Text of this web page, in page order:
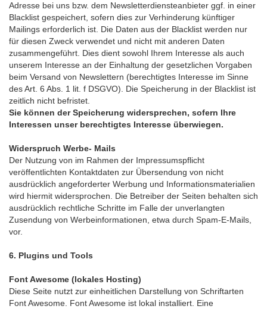
Adresse bei uns bzw. dem Newsletterdiensteanbieter ggf. in einer
Blacklist gespeichert, sofern dies zur Verhinderung künftiger
Mailings erforderlich ist. Die Daten aus der Blacklist werden nur
für diesen Zweck verwendet und nicht mit anderen Daten
zusammengeführt. Dies dient sowohl Ihrem Interesse als auch
unserem Interesse an der Einhaltung der gesetzlichen Vorgaben
beim Versand von Newslettern (berechtigtes Interesse im Sinne
des Art. 6 Abs. 1 lit. f DSGVO). Die Speicherung in der Blacklist ist
zeitlich nicht befristet.
Sie können der Speicherung widersprechen, sofern Ihre
Interessen unser berechtigtes Interesse überwiegen.
Widerspruch Werbe- Mails
Der Nutzung von im Rahmen der Impressumspflicht
veröffentlichten Kontaktdaten zur Übersendung von nicht
ausdrücklich angeforderter Werbung und Informationsmaterialien
wird hiermit widersprochen. Die Betreiber der Seiten behalten sich
ausdrücklich rechtliche Schritte im Falle der unverlangten
Zusendung von Werbeinformationen, etwa durch Spam-E-Mails,
vor.
6. Plugins und Tools
Font Awesome (lokales Hosting)
Diese Seite nutzt zur einheitlichen Darstellung von Schriftarten
Font Awesome. Font Awesome ist lokal installiert. Eine